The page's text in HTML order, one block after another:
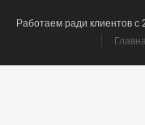
Работаем ради клиентов с